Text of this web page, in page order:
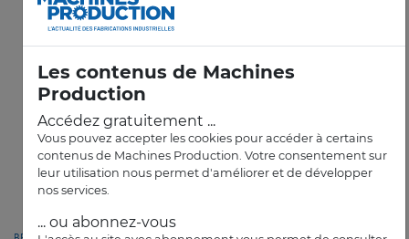
Les contenus de Machines
Production
Accédez gratuitement ...
Vous pouvez accepter les cookies pour accéder à certains
contenus de Machines Production. Votre consentement sur
leur utilisation nous permet d'améliorer et de développer
nos services.
... ou abonnez-vous